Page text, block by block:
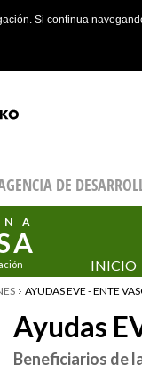
Si continua
DE
INICIO
AYUDAS EVE - ENTE
Ayudas
Beneficiarios de